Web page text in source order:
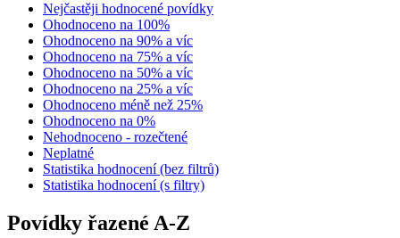
Nejčastěji hodnocené povídky
Ohodnoceno na 100%
Ohodnoceno na 90% a víc
Ohodnoceno na 75% a víc
Ohodnoceno na 50% a víc
Ohodnoceno na 25% a víc
Ohodnoceno méně než 25%
Ohodnoceno na 0%
Nehodnoceno - rozečtené
Neplatné
Statistika hodnocení (bez filtrů)
Statistika hodnocení (s filtry)
Povídky řazené A-Z